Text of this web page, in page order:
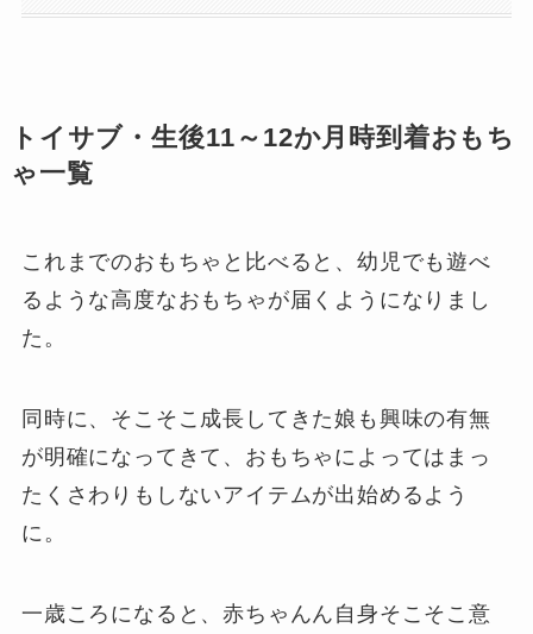
トイサブ・生後11～12か月時到着おもち
ゃ一覧
これまでのおもちゃと比べると、幼児でも遊べ
るような高度なおもちゃが届くようになりまし
た。
同時に、そこそこ成長してきた娘も興味の有無
が明確になってきて、おもちゃによってはまっ
たくさわりもしないアイテムが出始めるよう
に。
一歳ころになると、赤ちゃんん自身そこそこ意